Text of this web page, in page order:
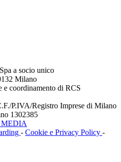
a socio unico
Milano
e coordinamento di RCS
P.IVA/Registro Imprese di Milano
1302385
- Cookie e Privacy Policy -